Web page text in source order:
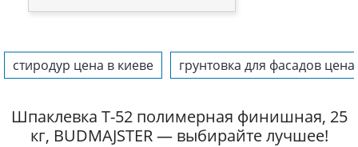
стиродур цена в киеве грунтовка для фасадов цена
Шпаклевка T-52 полимерная финишная, 25
кг, BUDMAJSTER — выбирайте лучшее!